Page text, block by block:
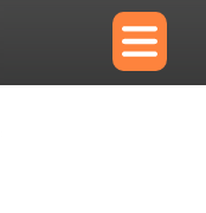
×